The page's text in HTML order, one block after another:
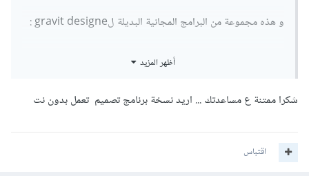
و هذه مجموعة من البرامج المجانية البديلة لgravit designe :
4 -
GRAVIT
أظهر المزيد
شكرا ممتنة ع مساعدتك ... اريد نسخة برنامج تصميم تعمل بدون نت
اقتباس